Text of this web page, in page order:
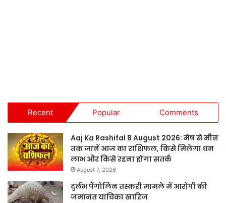
Recent Popular Comments
Aaj Ka Rashifal 8 August 2026: मेष से मीन
तक जानें आज का राशिफल, किसे मिलेगा धन
लाभ और किसे रहना होगा सतर्क
August 7, 2026
दुर्लभ पैंगोलिन तस्करी मामले में आरोपी की
जमानत याचिका खारिज